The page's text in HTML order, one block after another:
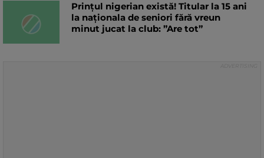
Prințul nigerian există! Titular la 15 ani
la naționala de seniori fără vreun
minut jucat la club: ”Are tot”